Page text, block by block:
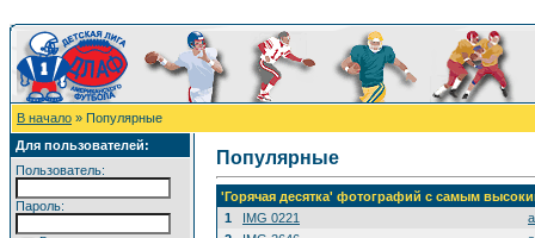
В начало » Популярные
Для пользователей:
Пользователь:
Пароль:
Популярные
'Горячая десятка' фотографий с самым
1
IMG 0221